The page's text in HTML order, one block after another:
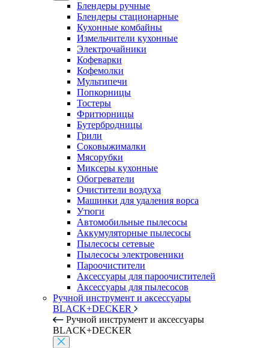
Блендеры ручные
Блендеры стационарные
Кухонные комбайны
Измельчители кухонные
Электрочайники
Кофеварки
Кофемолки
Мультипечи
Попкорницы
Тостеры
Фритюрницы
Бутербродницы
Грили
Соковыжималки
Мясорубки
Миксеры кухонные
Обогреватели
Очистители воздуха
Машинки для удаления ворса
Утюги
Автомобильные пылесосы
Аккумуляторные пылесосы
Пылесосы сетевые
Пылесосы электровеники
Пароочистители
Аксессуары для пароочистителей
Аксессуары для пылесосов
Ручной инструмент и аксессуары
BLACK+DECKER
Ручной инструмент и аксессуары
BLACK+DECKER